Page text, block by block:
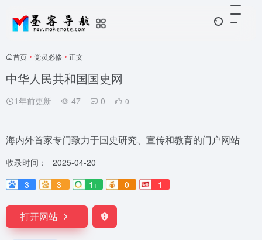
首页 • 党员必修 • 正文
中华人民共和国国史网
1年前更新 47 0 0
海内外首家专门致力于国史研究、宣传和教育的门户网站
收录时间：
2025-04-20
3
3- 1+ 0 1
打开网站